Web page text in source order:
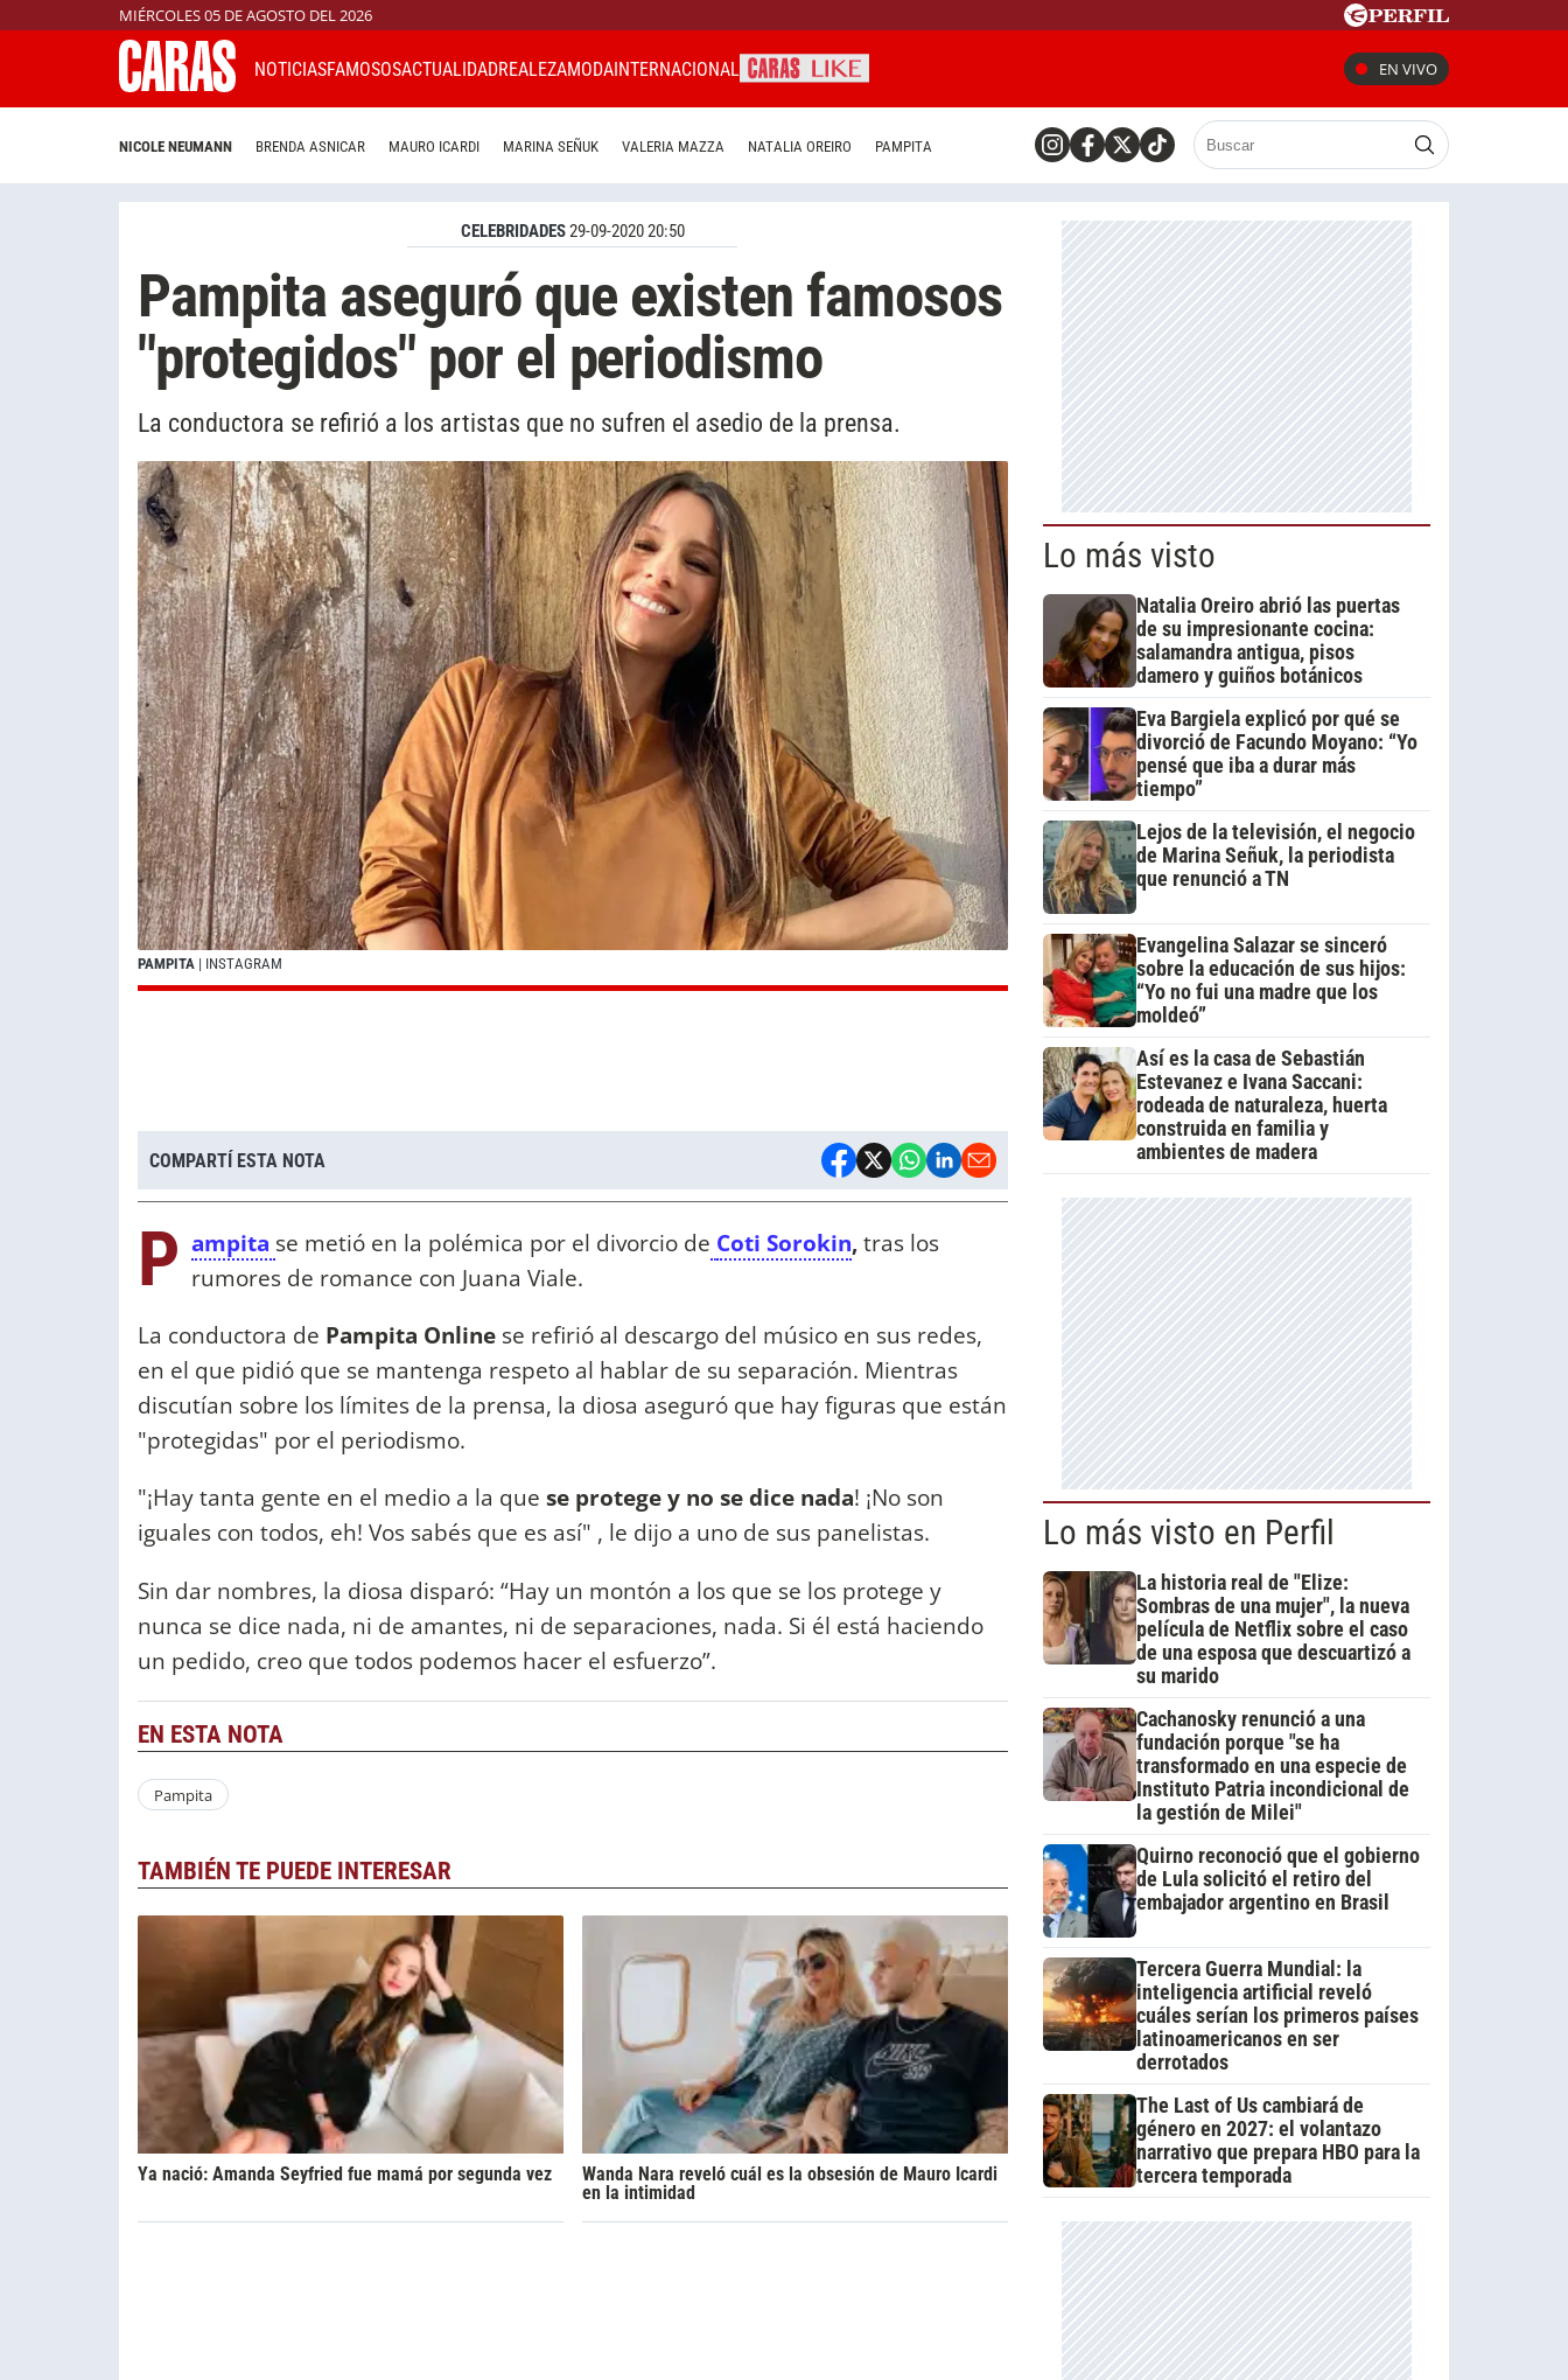
MIÉRCOLES 05 DE AGOSTO DEL 2026
NOTICIASFAMOSOSACTUALIDADREALEZAMODAINTERNACIONAL EN VIVO
NICOLE NEUMANN BRENDA ASNICAR MAURO ICARDI MARINA SEÑUK VALERIA MAZZA NATALIA OREIRO PAMPITA
CELEBRIDADES29-09-2020 20:50
Pampita aseguró que existen famosos
"protegidos" por el periodismo
La conductora se refirió a los artistas que no sufren el asedio de la prensa.
PAMPITA | INSTAGRAM
COMPARTÍ ESTA NOTA
P ampita se metió en la polémica por el divorcio de Coti Sorokin,tras los
rumores de romance con Juana Viale.
La conductora de Pampita Online se refirió al descargo del músico en sus redes,
en el que pidió que se mantenga respeto al hablar de su separación. Mientras
discutían sobre los límites de la prensa, la diosa aseguró que hay figuras que están
"protegidas" por el periodismo.
"¡Hay tanta gente en el medio a la que se protege y no se dice nada! ¡No son
iguales con todos, eh! Vos sabés que es así" , le dijo a uno de sus panelistas.
Sin dar nombres, la diosa disparó: “Hay un montón a los que se los protege y
nunca se dice nada, ni de amantes, ni de separaciones, nada. Si él está haciendo
un pedido, creo que todos podemos hacer el esfuerzo”.
EN ESTA NOTA
Pampita
TAMBIÉN TE PUEDE INTERESAR
Ya nació: Amanda Seyfried fue mamá por segunda vez
Wanda Nara reveló cuál es la obsesión de Mauro Icardi
en la intimidad
Lo más visto
Natalia Oreiro abrió las puertas
de su impresionante cocina:
salamandra antigua, pisos
damero y guiños botánicos
Eva Bargiela explicó por qué se
divorció de Facundo Moyano: “Yo
pensé que iba a durar más
tiempo”
Lejos de la televisión, el negocio
de Marina Señuk, la periodista
que renunció a TN
Evangelina Salazar se sinceró
sobre la educación de sus hijos:
“Yo no fui una madre que los
moldeó”
Así es la casa de Sebastián
Estevanez e Ivana Saccani:
rodeada de naturaleza, huerta
construida en familia y
ambientes de madera
Lo más visto en Perfil
La historia real de "Elize:
Sombras de una mujer", la nueva
película de Netflix sobre el caso
de una esposa que descuartizó a
su marido
Cachanosky renunció a una
fundación porque "se ha
transformado en una especie de
Instituto Patria incondicional de
la gestión de Milei"
Quirno reconoció que el gobierno
de Lula solicitó el retiro del
embajador argentino en Brasil
Tercera Guerra Mundial: la
inteligencia artificial reveló
cuáles serían los primeros países
latinoamericanos en ser
derrotados
The Last of Us cambiará de
género en 2027: el volantazo
narrativo que prepara HBO para la
tercera temporada